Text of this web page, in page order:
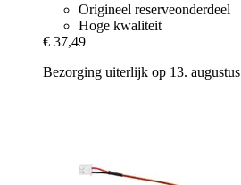
Origineel reserveonderdeel
Hoge kwaliteit
€ 37,49
Bezorging uiterlijk op 13. augustus